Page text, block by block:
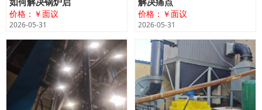
价格：￥面议
2026-05-31
价格：￥面议
2026-05-31